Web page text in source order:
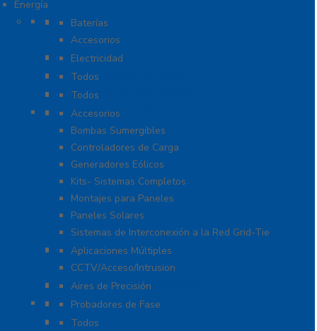
Energía
Baterías
Baterías
Accesorios
Cables
Electricidad
Cargadores de Baterías
Todos
Lámparas de Emergencia
Todos
Energía Solar y Eólica
Accesorios
Bombas Sumergibles
Controladores de Carga
Generadores Eólicos
Kits- Sistemas Completos
Montajes para Paneles
Paneles Solares
Sistemas de Interconexión a la Red Grid-Tie
Fuentes de Poder
Aplicaciones Múltiples
CCTV/Acceso/Intrusion
Sistemas de Enfriamiento
Aires de Precisión
Herramientas
Probadores de Fase
Iluminación LED
Todos